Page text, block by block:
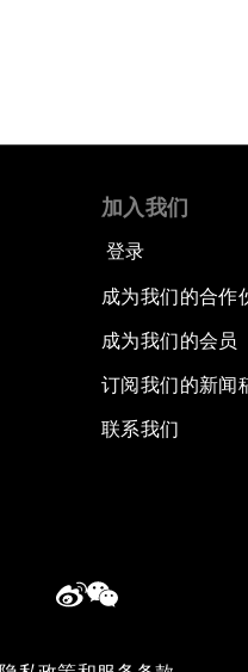
加入我们
登录
成为我们的合作
成为我们的会员
订阅我们的新闻
联系我们